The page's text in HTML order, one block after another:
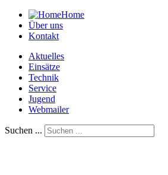
Home
Über uns
Kontakt
Aktuelles
Einsätze
Technik
Service
Jugend
Webmailer
Suchen ...